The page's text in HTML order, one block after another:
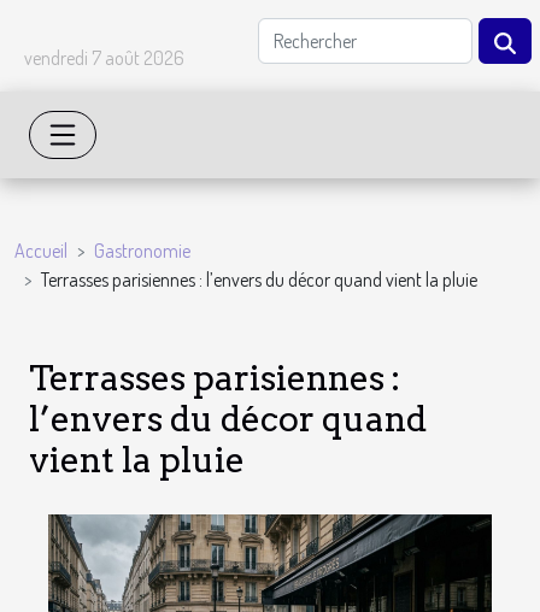
vendredi 7 août 2026
Accueil
Gastronomie
Terrasses parisiennes : l’envers du décor quand vient la pluie
Terrasses parisiennes :
l’envers du décor quand
vient la pluie